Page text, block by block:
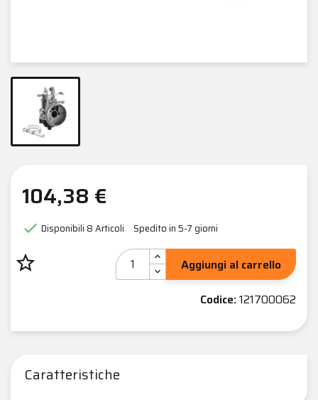
104,38 €
 Disponibili 8 Articoli Spedito in 5-7 giorni
star_border
Aggiungi al carrello
Codice:121700062
Caratteristiche